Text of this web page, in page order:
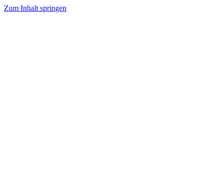
Zum Inhalt springen